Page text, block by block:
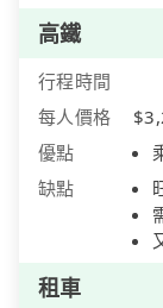
高鐵
行程時間
每人價格
優點
缺點
租車